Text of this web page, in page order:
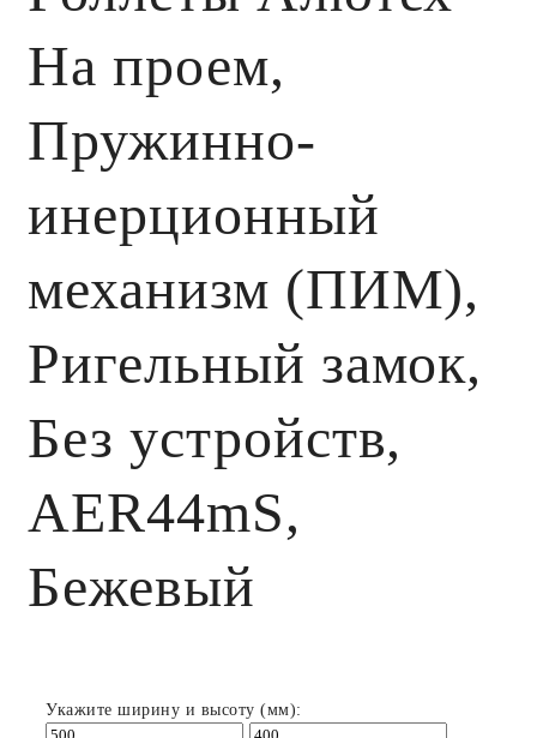
На проем,
Пружинно-
инерционный
механизм (ПИМ),
Ригельный замок,
Без устройств,
AER44mS,
Бежевый
Укажите ширину и высоту (мм):